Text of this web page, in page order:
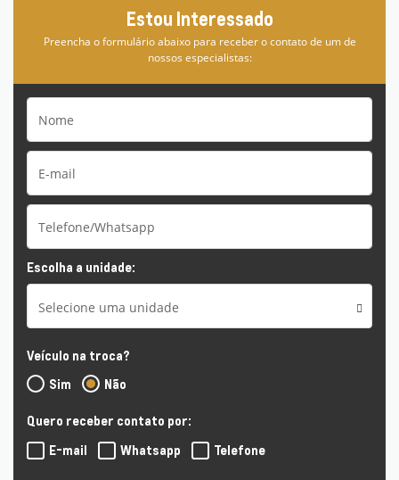
Estou Interessado
Preencha o formulário abaixo para receber o contato de um de
nossos especialistas:
Escolha a unidade:
Selecione uma unidade
Veículo na troca?
Sim
Não
Quero receber contato por:
E-mail
Whatsapp Telefone